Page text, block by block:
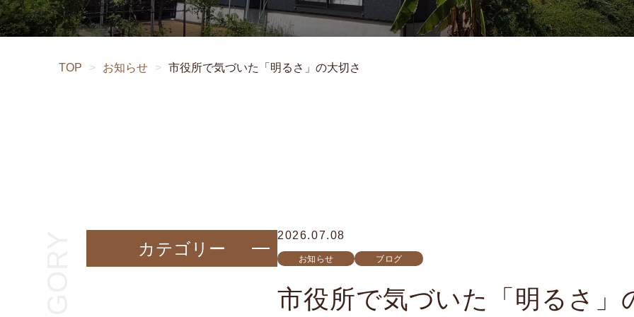
TOP > お知らせ > 市役所で気づいた「明るさ」の大切さ
カテゴリー
2026.07.08
お知らせ ブログ
市役所で気づいた「明るさ」